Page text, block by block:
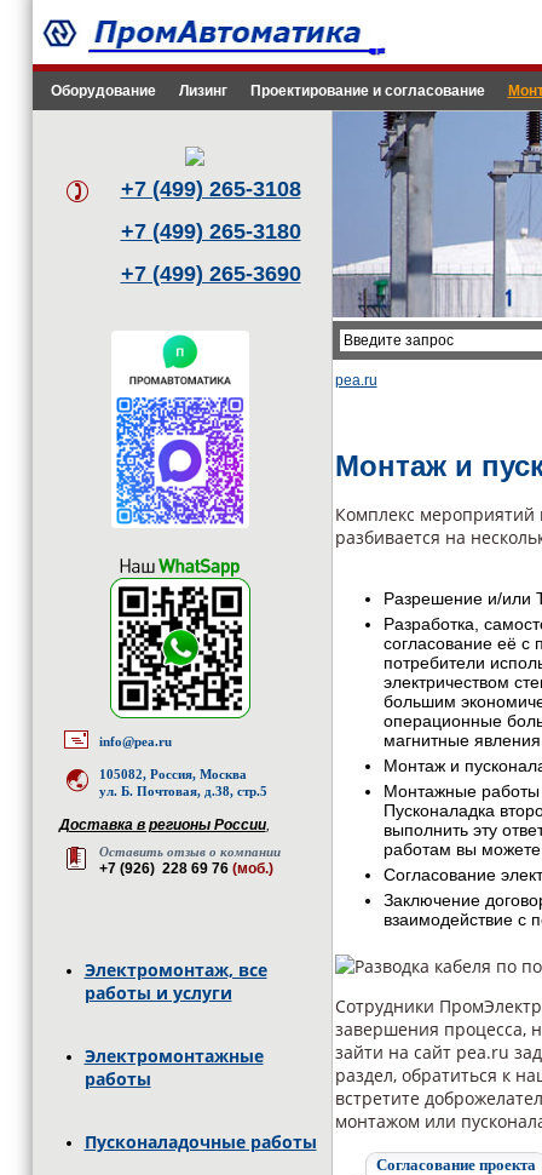
Оборудование Лизинг Проектирование и согласование
+7 (499) 265-3108
+7 (499) 265-3180
+7 (499) 265-3690
info@pea.ru
105082, Россия, Москва
ул. Б. Почтовая, д.38, стр.5
Доставка в регионы России,
Оставить отзыв о компании
+7 (926) 228 69 76 (моб.)
Электромонтаж, все
работы и услуги
Электромонтажные
работы
Пусконаладочные работы
pea.ru
Монтаж и
Комплекс мероприятий
разбивается на
Разрешение и/или
Разработка,
согласование её с
потребители
электричеством
большим
операционные
магнитные явления
Монтаж и
Монтажные работы
Пусконаладка
выполнить эту
работам вы можете
Согласование
Заключение
взаимодействие с
Сотрудники
завершения процесса,
зайти на сайт pea.ru
раздел, обратиться к
встретите
монтажом или
Согласование проекта